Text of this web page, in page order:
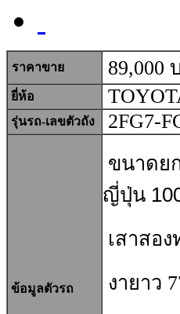
ราคาขาย 89,000
ยี่ห้อ
รุ่นรถ-เลขตัวถัง 2FG7-
ข้อมูลตัวรถ
ขนาดย
ญี่ปุ่น
เสาสอ
งายาว